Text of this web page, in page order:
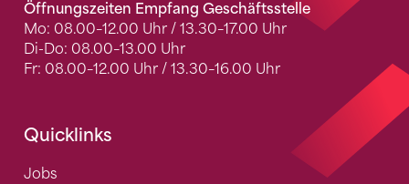
Öffnungszeiten Empfang Geschäftsstelle
Mo: 08.00–12.00 Uhr / 13.30–17.00 Uhr
Di-Do: 08.00–13.00 Uhr
Fr: 08.00–12.00 Uhr / 13.30–16.00 Uhr
Quicklinks
Jobs